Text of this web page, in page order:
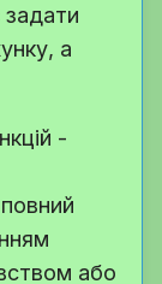
задати
а
-
або